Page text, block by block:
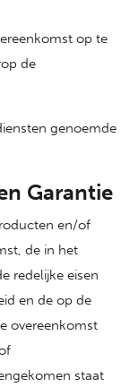
op te
de
genoemde
Garantie
en/of
de in het
redelijke eisen
en de op de
overeenkomst
staat